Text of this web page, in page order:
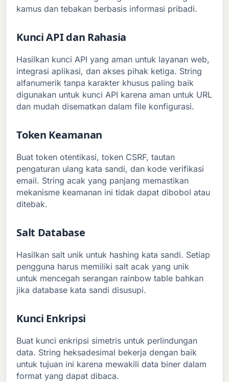
kamus dan tebakan berbasis informasi pribadi.
Kunci API dan Rahasia
Hasilkan kunci API yang aman untuk layanan web,
integrasi aplikasi, dan akses pihak ketiga. String
alfanumerik tanpa karakter khusus paling baik
digunakan untuk kunci API karena aman untuk URL
dan mudah disematkan dalam file konfigurasi.
Token Keamanan
Buat token otentikasi, token CSRF, tautan
pengaturan ulang kata sandi, dan kode verifikasi
email. String acak yang panjang memastikan
mekanisme keamanan ini tidak dapat dibobol atau
ditebak.
Salt Database
Hasilkan salt unik untuk hashing kata sandi. Setiap
pengguna harus memiliki salt acak yang unik
untuk mencegah serangan rainbow table bahkan
jika database kata sandi disusupi.
Kunci Enkripsi
Buat kunci enkripsi simetris untuk perlindungan
data. String heksadesimal bekerja dengan baik
untuk tujuan ini karena mewakili data biner dalam
format yang dapat dibaca.